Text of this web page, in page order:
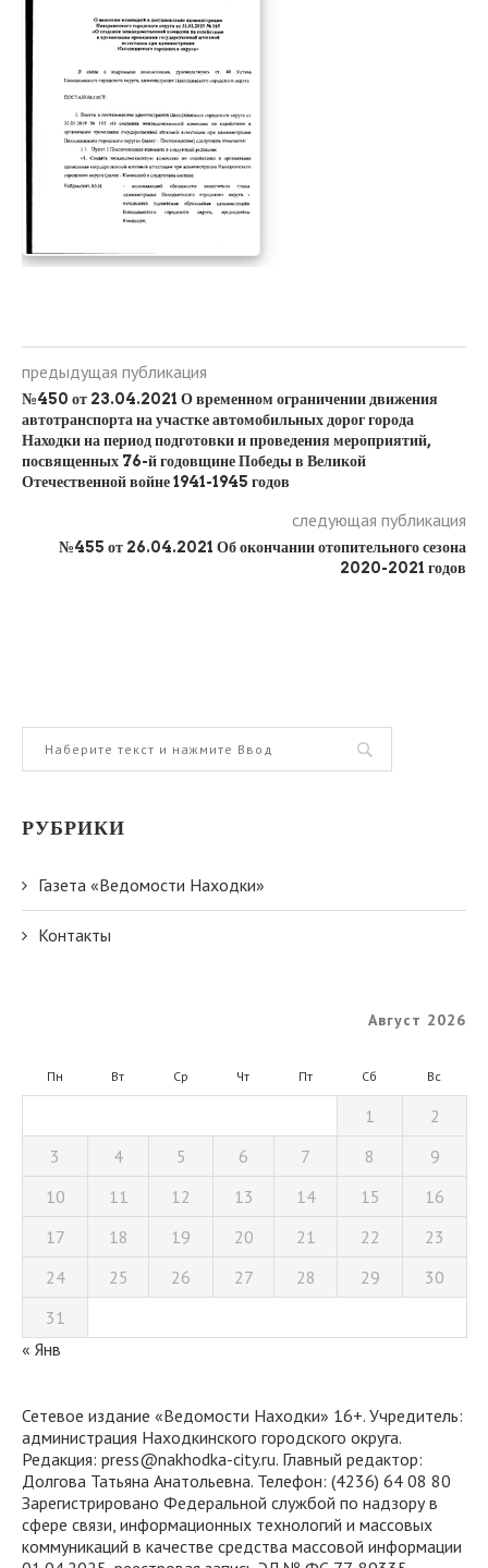
предыдущая публикация
№450 от 23.04.2021 О временном ограничении движения
автотранспорта на участке автомобильных дорог города
Находки на период подготовки и проведения мероприятий,
посвященных 76-й годовщине Победы в Великой
Отечественной войне 1941-1945 годов
следующая публикация
№455 от 26.04.2021 Об окончании отопительного сезона
2020-2021 годов
РУБРИКИ
Газета «Ведомости Находки»
Контакты
Август 2026
Пн Вт Ср Чт Пт Сб Вс
1
2
3
4 5 6 7 8
9
10
11 12 13 14 15
16
17
18 19 20 21 22
23
24
25 26 27 28 29
30
31
« Янв
Сетевое издание «Ведомости Находки» 16+. Учредитель:
администрация Находкинского городского округа.
Редакция: press@nakhodka-city.ru. Главный редактор:
Долгова Татьяна Анатольевна. Телефон: (4236) 64 08 80
Зарегистрировано Федеральной службой по надзору в
сфере связи, информационных технологий и массовых
коммуникаций в качестве средства массовой информации